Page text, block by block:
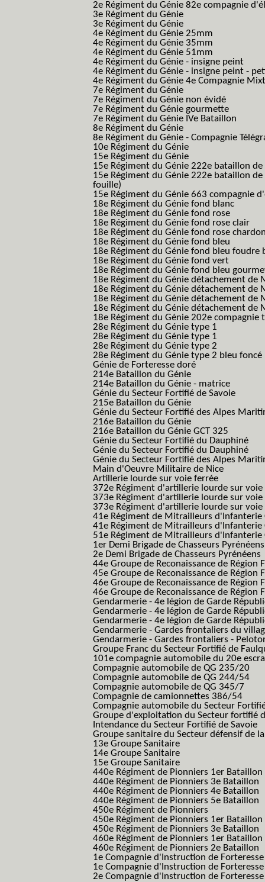
2e Régiment du Génie 82e compagnie
3e Régiment du Génie
3e Régiment du Génie
4e Régiment du Génie 25mm
4e Régiment du Génie 35mm
4e Régiment du Génie 51mm
4e Régiment du Génie - insigne peint
4e Régiment du Génie - insigne peint -
4e Régiment du Génie 4e Compagnie
7e Régiment du Génie
7e Régiment du Génie non évidé
7e Régiment du Génie gourmette
7e Régiment du Génie IVe Bataillon
8e Régiment du Génie
8e Régiment du Génie - Compagnie
10e Régiment du Génie
15e Régiment du Génie
15e Régiment du Génie 222e bataillon
15e Régiment du Génie 222e bataillon
fouille)
15e Régiment du Génie 663 compagnie
18e Régiment du Génie fond blanc
18e Régiment du Génie fond rose
18e Régiment du Génie fond rose clair
18e Régiment du Génie fond rose
18e Régiment du Génie fond bleu
18e Régiment du Génie fond bleu foudre
18e Régiment du Génie fond vert
18e Régiment du Génie fond bleu
18e Régiment du Génie détachement de
18e Régiment du Génie détachement de
18e Régiment du Génie détachement de
18e Régiment du Génie détachement de
18e Régiment du Génie 202e compagnie
28e Régiment du Génie type 1
28e Régiment du Génie type 1
28e Régiment du Génie type 2
28e Régiment du Génie type 2 bleu foncé
Génie de Forteresse doré
214e Bataillon du Génie
214e Bataillon du Génie - matrice
Génie du Secteur Fortifié de Savoie
215e Bataillon du Génie
Génie du Secteur Fortifié des Alpes
216e Bataillon du Génie
216e Bataillon du Génie GCT 325
Génie du Secteur Fortifié du Dauphiné
Génie du Secteur Fortifié du Dauphiné
Génie du Secteur Fortifié des Alpes
Main d'Oeuvre Militaire de Nice
Artillerie lourde sur voie ferrée
372e Régiment d'artillerie lourde sur voie
373e Régiment d'artillerie lourde sur voie
373e Régiment d'artillerie lourde sur
41e Régiment de Mitrailleurs d'Infanterie
41e Régiment de Mitrailleurs d'Infanterie
51e Régiment de Mitrailleurs d'Infanterie
1er Demi Brigade de Chasseurs Pyrénéens
2e Demi Brigade de Chasseurs Pyrénéens
44e Groupe de Reconaissance de Région
45e Groupe de Reconaissance de Région
46e Groupe de Reconaissance de Région
46e Groupe de Reconaissance de
Gendarmerie - 4e légion de Garde
Gendarmerie - 4e légion de Garde
Gendarmerie - 4e légion de Garde
Gendarmerie - Gardes frontaliers du
Gendarmerie - Gardes frontaliers -
Groupe Franc du Secteur Fortifié de
101e compagnie automobile du 20e
Compagnie automobile de QG 235/20
Compagnie automobile de QG 244/54
Compagnie automobile de QG 345/7
Compagnie de camionnettes 386/54
Compagnie automobile du Secteur
Groupe d'exploitation du Secteur fortifié
Intendance du Secteur Fortifié de Savoie
Groupe sanitaire du Secteur défensif de
13e Groupe Sanitaire
14e Groupe Sanitaire
15e Groupe Sanitaire
440e Régiment de Pionniers 1er Bataillon
440e Régiment de Pionniers 3e Bataillon
440e Régiment de Pionniers 4e Bataillon
440e Régiment de Pionniers 5e Bataillon
450e Régiment de Pionniers
450e Régiment de Pionniers 1er Bataillon
450e Régiment de Pionniers 3e Bataillon
460e Régiment de Pionniers 1er Bataillon
460e Régiment de Pionniers 2e Bataillon
1e Compagnie d'Instruction de
1e Compagnie d'Instruction de
2e Compagnie d'Instruction de